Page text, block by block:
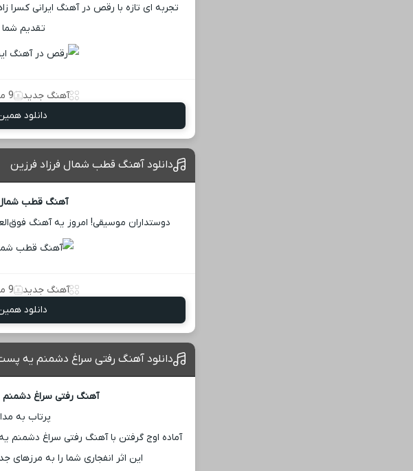
تجربه ‌ای تازه با رقص در آهنگ ایرانی
تقدیم
آهنگ جدید 9 مهر 1404
دانلود
دانلود آهنگ قطب شمال فرزاد فرزین
آهنگ قطب شمال
دوستداران موسیقی! امروز یه آهنگ
آهنگ جدید 9 مهر 1404
دانلود
دانلود آهنگ رفتی سراغ دشمنم یه
آهنگ رفتی سراغ
پرتاب به
آماده اوج گرفتن با آهنگ رفتی سراغ دشمنم
این اثر انفجاری شما را به